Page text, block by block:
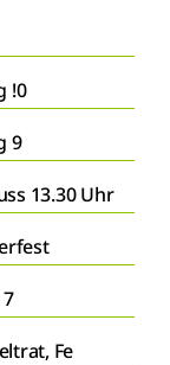
!0
9
13.30 Uhr
Fe